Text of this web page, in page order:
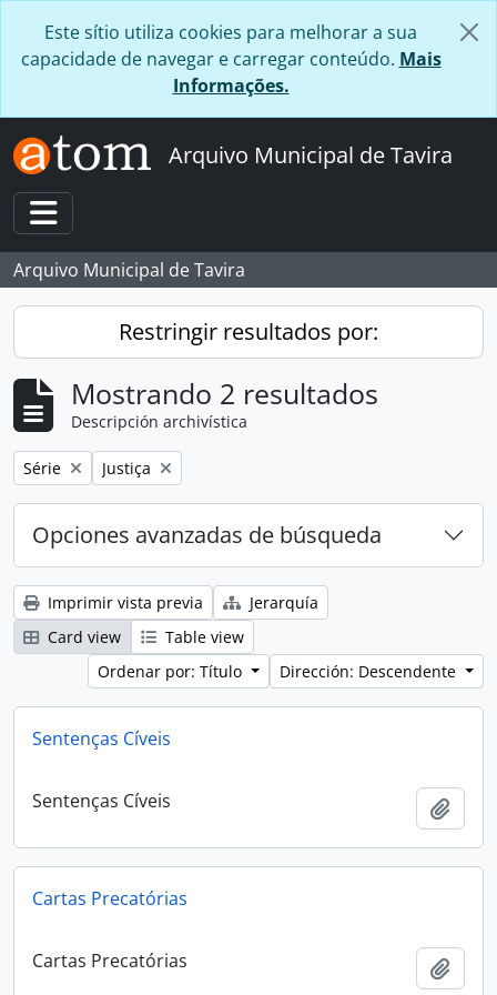
Este sítio utiliza cookies para melhorar a sua
capacidade de navegar e carregar conteúdo. Mais
Informações.
Arquivo Municipal de Tavira
Toggle navigation
Arquivo Municipal de Tavira
Restringir resultados por:
Mostrando 2 resultados
Descripción archivística
Remove filter:
Série Remove filter:
Justiça
Opciones avanzadas de búsqueda
Imprimir vista previa
Jerarquía
Card view
Table view
Ordenar por: Título
Dirección: Descendente
Sentenças Cíveis
Sentenças Cíveis
Cartas Precatórias
Cartas Precatórias